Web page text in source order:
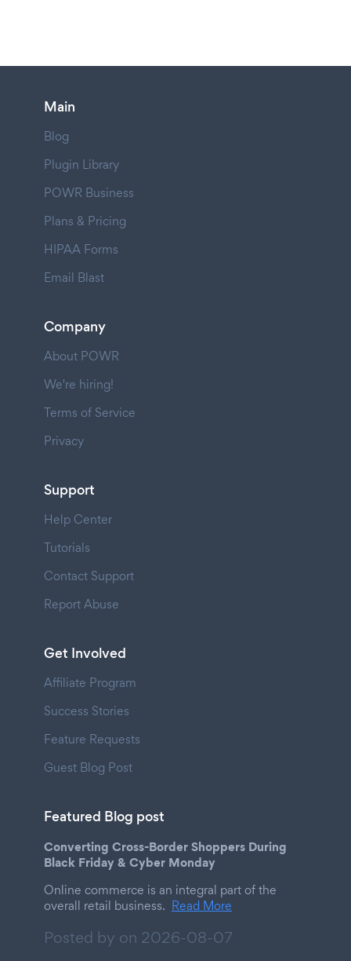
Main
Blog
Plugin Library
POWR Business
Plans & Pricing
HIPAA Forms
Email Blast
Company
About POWR
We're hiring!
Terms of Service
Privacy
Support
Help Center
Tutorials
Contact Support
Report Abuse
Get Involved
Affiliate Program
Success Stories
Feature Requests
Guest Blog Post
Featured Blog post
Converting Cross-Border Shoppers During
Black Friday & Cyber Monday
Online commerce is an integral part of the
overall retail business. Read More
Posted by on 2026-08-07